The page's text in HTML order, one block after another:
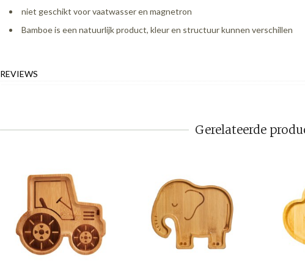
niet geschikt voor vaatwasser en magnetron
Bamboe is een natuurlijk product, kleur en structuur kunnen verschillen
REVIEWS
Gerelateerde